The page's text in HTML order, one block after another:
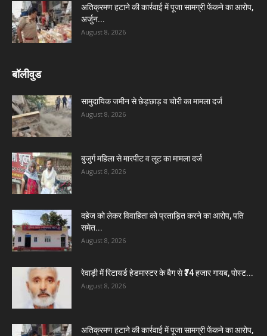
अतिक्रमण हटाने की कार्रवाई में पूजा सामग्री फेंकने का आरोप,
अर्जुन...
August 8, 2026
बॉलीवुड
सामुदायिक जमीन से छेड़छाड़ व चोरी का मामला दर्ज
August 8, 2026
बुजुर्ग महिला से मारपीट व लूट का मामला दर्ज
August 8, 2026
दहेज को लेकर विवाहिता को प्रताड़ित करने का आरोप, पति
समेत...
August 8, 2026
रेवाड़ी में रिटायर्ड हेडमास्टर के बैग से ₹74 हजार गायब, पोस्ट...
August 8, 2026
अतिक्रमण हटाने की कार्रवाई में पूजा सामग्री फेंकने का आरोप,